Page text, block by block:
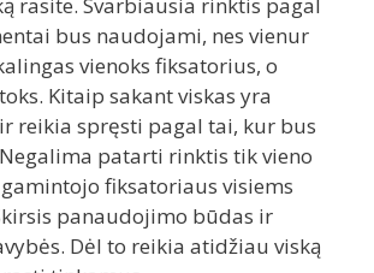
rasite. Svarbiausia rinktis pagal
bus naudojami, nes vienur
vienoks fiksatorius, o
Kitaip sakant viskas yra
reikia spręsti pagal tai, kur bus
patarti rinktis tik vieno
fiksatoriaus visiems
panaudojimo būdas ir
Dėl to reikia atidžiau viską